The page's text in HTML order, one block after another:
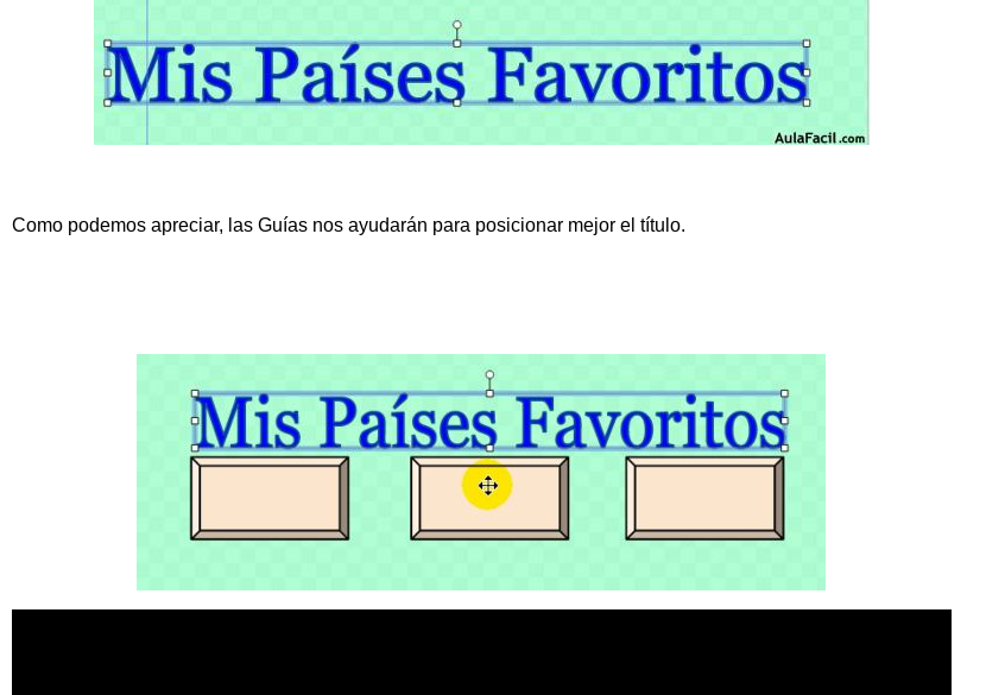
Como podemos apreciar, las Guías nos ayudarán para posicionar mejor el título.